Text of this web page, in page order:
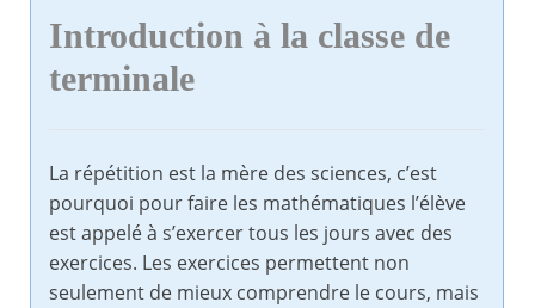
Introduction à la classe de
terminale
La répétition est la mère des sciences, c’est
pourquoi pour faire les mathématiques l’élève
est appelé à s’exercer tous les jours avec des
exercices. Les exercices permettent non
seulement de mieux comprendre le cours, mais